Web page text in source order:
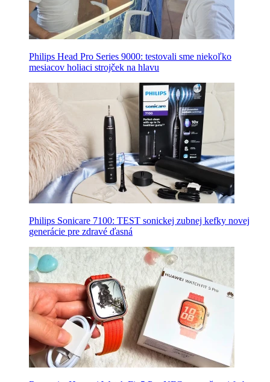
Philips Head Pro Series 9000: testovali sme niekoľko
mesiacov holiaci strojček na hlavu
Philips Sonicare 7100: TEST sonickej zubnej kefky novej
generácie pre zdravé ďasná